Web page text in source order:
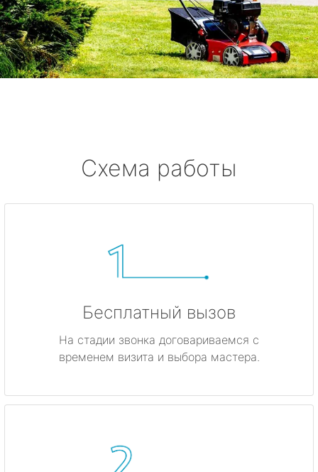
Схема работы
Бесплатный вызов
На стадии звонка договариваемся с
временем визита и выбора мастера.